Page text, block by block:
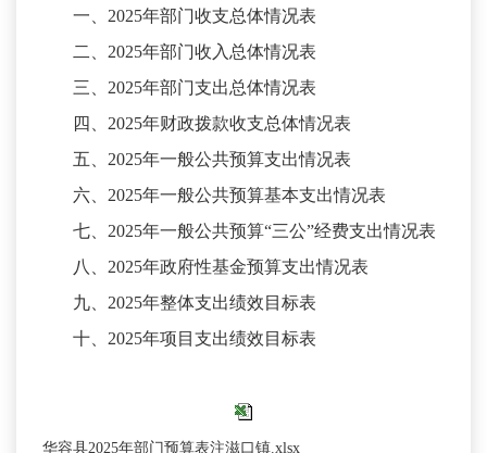
一、 2025年部门收支总体情况表
二、 2025年部门收入总体情况表
三、 2025年部门支出总体情况表
四、 2025年财政拨款收支总体情况表
五、 2025年一般公共预算支出情况表
六、 2025年一般公共预算基本支出情况表
七、 2025年一般公共预算“三公”经费支出情况表
八、 2025年政府性基金预算支出情况表
九、 2025年整体支出绩效目标表
十、 2025年项目支出绩效目标表
华容县2025年部门预算表注滋口镇.xlsx